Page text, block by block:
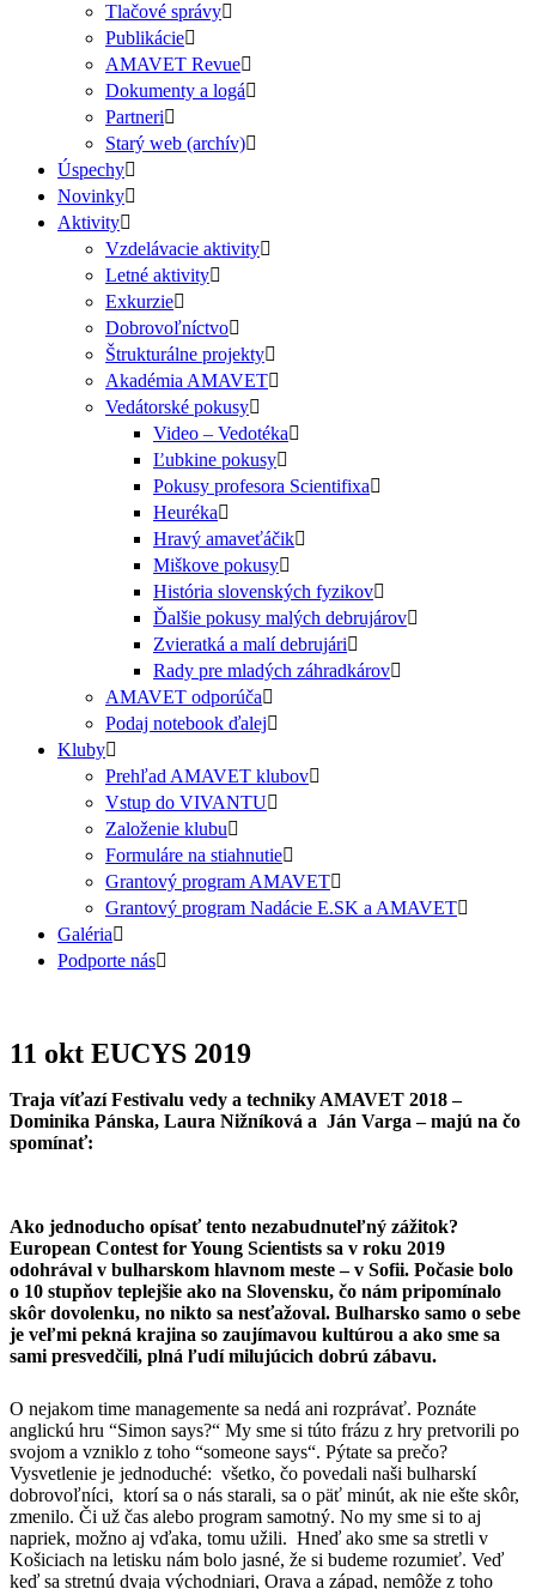
Tlačové správy
Publikácie
AMAVET Revue
Dokumenty a logá
Partneri
Starý web (archív)
Úspechy
Novinky
Aktivity
Vzdelávacie aktivity
Letné aktivity
Exkurzie
Dobrovoľníctvo
Štrukturálne projekty
Akadémia AMAVET
Vedátorské pokusy
Video – Vedotéka
Ľubkine pokusy
Pokusy profesora Scientifixa
Heuréka
Hravý amaveťáčik
Miškove pokusy
História slovenských fyzikov
Ďalšie pokusy malých debrujárov
Zvieratká a malí debrujári
Rady pre mladých záhradkárov
AMAVET odporúča
Podaj notebook ďalej
Kluby
Prehľad AMAVET klubov
Vstup do VIVANTU
Založenie klubu
Formuláre na stiahnutie
Grantový program AMAVET
Grantový program Nadácie E.SK a AMAVET
Galéria
Podporte nás
11 okt EUCYS 2019
Traja víťazí Festivalu vedy a techniky AMAVET 2018 –
Dominika Pánska, Laura Nižníková a Ján Varga – majú na čo
spomínať:
Ako jednoducho opísať tento nezabudnuteľný zážitok?
European Contest for Young Scientists sa v roku 2019
odohrával v bulharskom hlavnom meste – v Sofii. Počasie bolo
o 10 stupňov teplejšie ako na Slovensku, čo nám pripomínalo
skôr dovolenku, no nikto sa nesťažoval. Bulharsko samo o sebe
je veľmi pekná krajina so zaujímavou kultúrou a ako sme sa
sami presvedčili, plná ľudí milujúcich dobrú zábavu.
O nejakom time managemente sa nedá ani rozprávať. Poznáte
anglickú hru “Simon says?“ My sme si túto frázu z hry pretvorili po
svojom a vzniklo z toho “someone says“. Pýtate sa prečo?
Vysvetlenie je jednoduché: všetko, čo povedali naši bulharskí
dobrovoľníci, ktorí sa o nás starali, sa o päť minút, ak nie ešte skôr,
zmenilo. Či už čas alebo program samotný. No my sme si to aj
napriek, možno aj vďaka, tomu užili. Hneď ako sme sa stretli v
Košiciach na letisku nám bolo jasné, že si budeme rozumieť. Veď
keď sa stretnú dvaja východniari, Orava a západ, nemôže z toho